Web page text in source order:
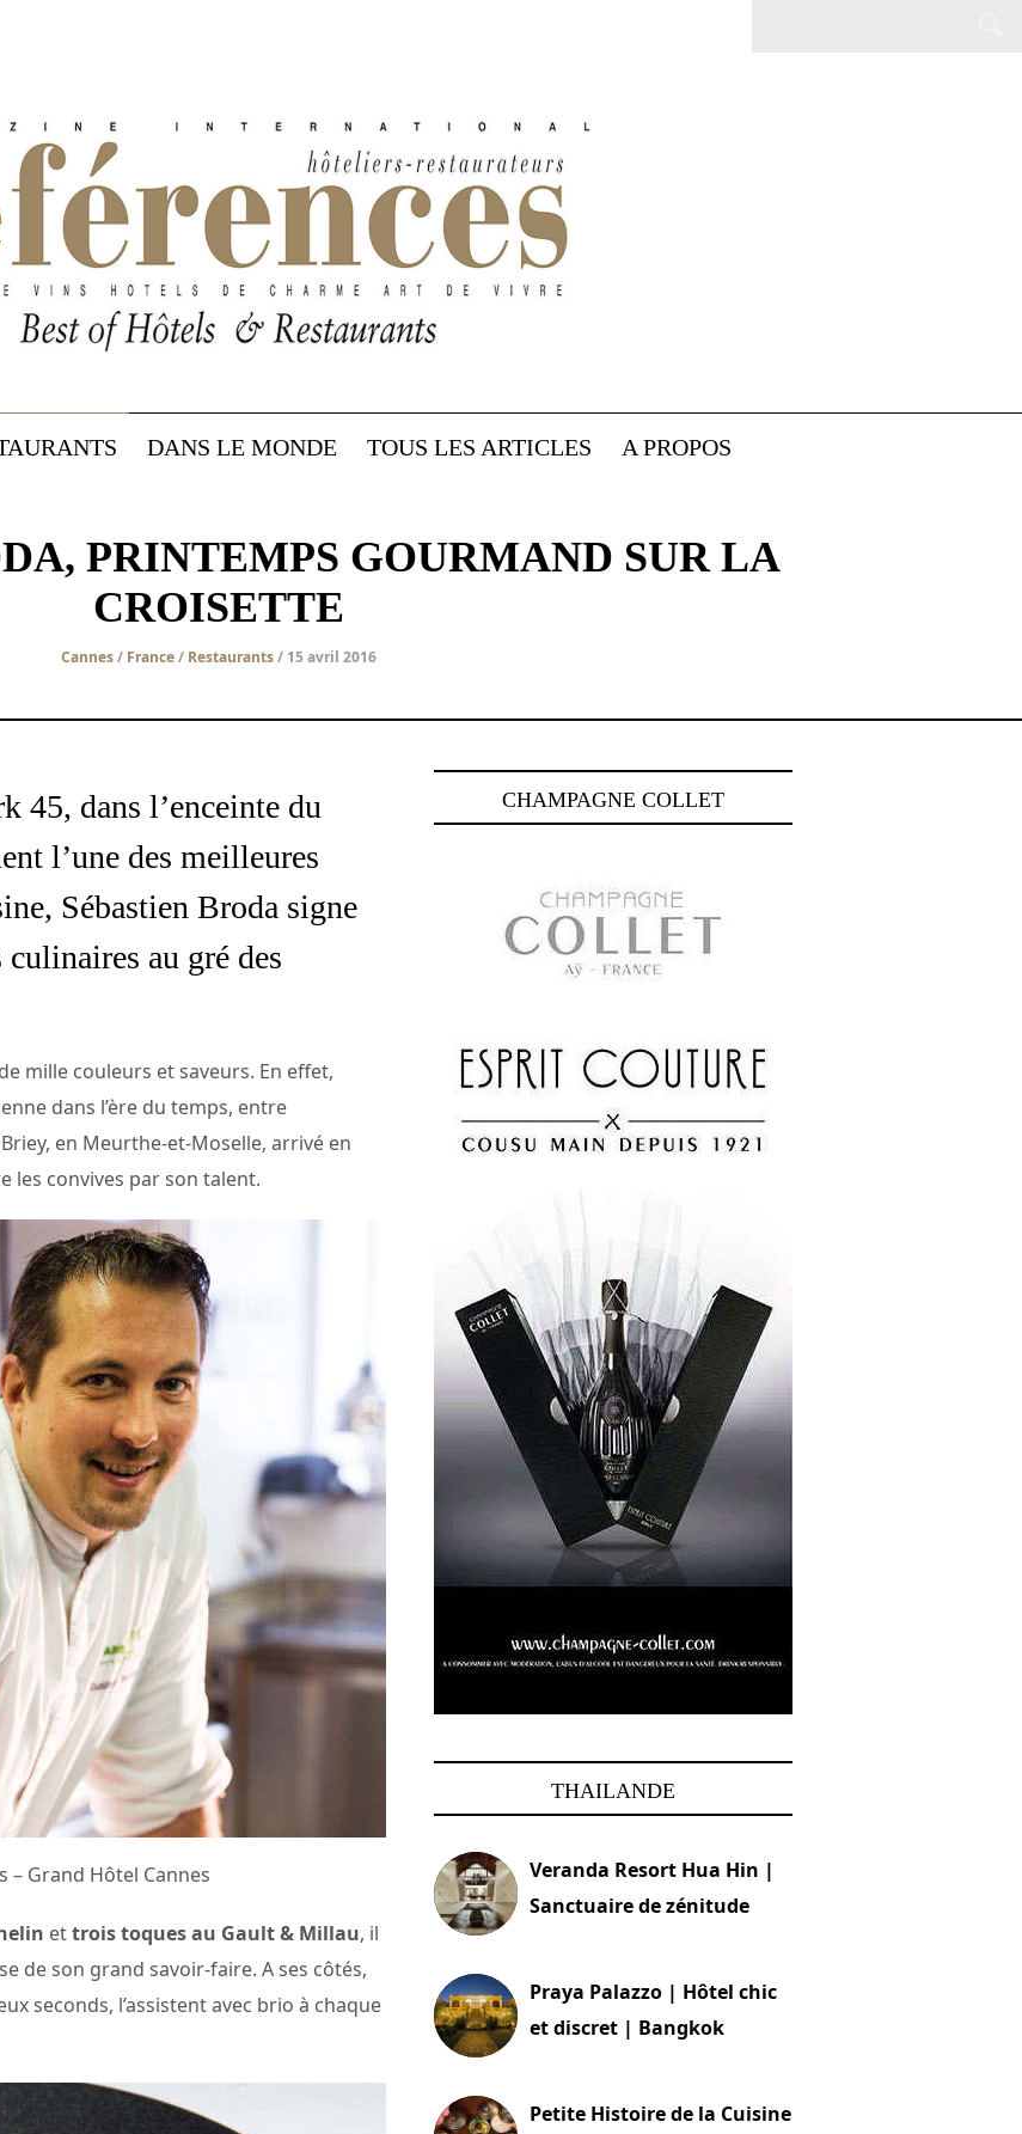
DANS LE MONDE TOUS LES ARTICLES A PROPOS
PRINTEMPS GOURMAND SUR LA
CROISETTE
Cannes/ France/ Restaurants/ 15 avril 2016
45, dans l’enceinte du
l’une des meilleures
Sébastien Broda signe
au gré des
mille couleurs et saveurs. En effet,
dans l’ère du temps, entre
en Meurthe-et-Moselle, arrivé en
les convives par son talent.
– Grand Hôtel Cannes
ettrois toques au Gault & Millau, il
de son grand savoir-faire. A ses côtés,
seconds, l’assistent avec brio à chaque
CHAMPAGNE COLLET
THAILANDE
Veranda Resort Hua Hin |
Sanctuaire de zénitude
Praya Palazzo | Hôtel chic
et discret | Bangkok
Petite Histoire de la Cuisine